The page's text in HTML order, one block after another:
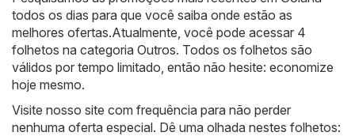
todos os dias para que você saiba onde estão as
melhores ofertas.Atualmente, você pode acessar 4
folhetos na categoria Outros. Todos os folhetos são
válidos por tempo limitado, então não hesite: economize
hoje mesmo.
Visite nosso site com frequência para não perder
nenhuma oferta especial. Dê uma olhada nestes folhetos: